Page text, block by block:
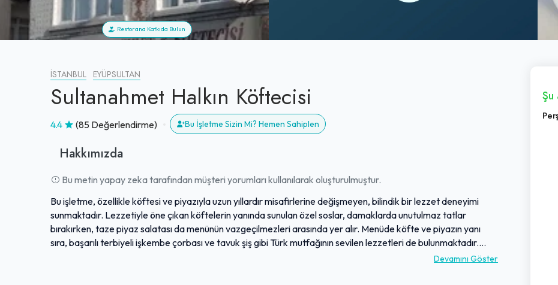
Restorana Katkıda Bulun
İSTANBUL EYÜPSULTAN
Sultanahmet Halkın Köftecisi
4.4 (85 Değerlendirme) Bu İşletme Sizin Mi? Hemen Sahiplen
Hakkımızda
Bu metin yapay zeka tarafından müşteri yorumları kullanılarak oluşturulmuştur.
Bu işletme, özellikle köftesi ve piyazıyla uzun yıllardır misafirlerine değişmeyen, bilindik bir lezzet deneyimi
sunmaktadır. Lezzetiyle öne çıkan köftelerin yanında sunulan özel soslar, damaklarda unutulmaz tatlar
bırakırken, taze piyaz salatası da menünün vazgeçilmezleri arasında yer alır. Menüde köfte ve piyazın yanı
sıra, başarılı terbiyeli işkembe çorbası ve tavuk şiş gibi Türk mutfağının sevilen lezzetleri de bulunmaktadır.
Misafirler, sunulan kaliteli ve eşsiz lezzetleri oldukça uygun ve makul fiyatlarla deneyimleme fırsatıDevamını Göster
Şu